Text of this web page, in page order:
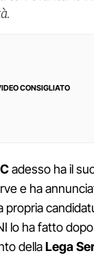
CONSIGLIATO
adesso ha il
e ha
lo ha fatto
dellaLega